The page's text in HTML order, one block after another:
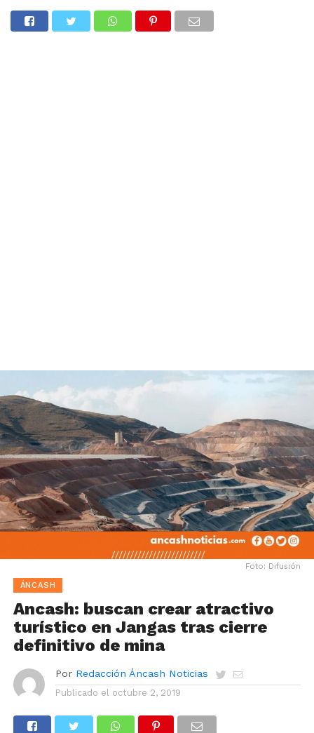
Foto: Difusión
ÁNCASH
Ancash: buscan crear atractivo
turístico en Jangas tras cierre
definitivo de mina
Por Redacción Áncash Noticias
Publicado el octubre 2, 2019